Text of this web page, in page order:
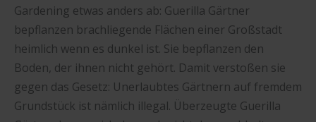
Gardening etwas anders ab: Guerilla Gärtner
bepflanzen brachliegende Flächen einer Großstadt
heimlich wenn es dunkel ist. Sie bepflanzen den
Boden, der ihnen nicht gehört. Damit verstoßen sie
gegen das Gesetz: Unerlaubtes Gärtnern auf fremdem
Grundstück ist nämlich illegal. Überzeugte Guerilla